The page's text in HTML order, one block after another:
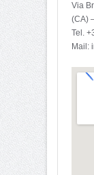
Via
(CA)
Tel.
Mail: